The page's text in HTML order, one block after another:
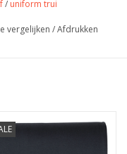
boorstof.
/ uniform trui
vergelijken /Afdrukken